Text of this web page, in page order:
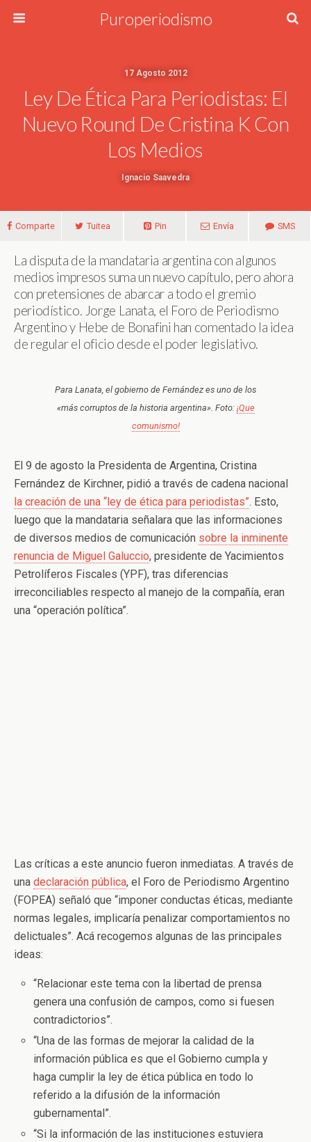
Puroperiodismo
17 Agosto 2012
Ley De Ética Para Periodistas: El
Nuevo Round De Cristina K Con
Los Medios
Ignacio Saavedra
Comparte Tuitea Pin Envía SMS
La disputa de la mandataria argentina con algunos
medios impresos suma un nuevo capítulo, pero ahora
con pretensiones de abarcar a todo el gremio
periodístico. Jorge Lanata, el Foro de Periodismo
Argentino y Hebe de Bonafini han comentado la idea
de regular el oficio desde el poder legislativo.
Para Lanata, el gobierno de Fernández es uno de los
«más corruptos de la historia argentina». Foto: ¡Que
comunismo!
El 9 de agosto la Presidenta de Argentina, Cristina
Fernández de Kirchner, pidió a través de cadena nacional
la creación de una “ley de ética para periodistas”. Esto,
luego que la mandataria señalara que las informaciones
de diversos medios de comunicación sobre la inminente
renuncia de Miguel Galuccio, presidente de Yacimientos
Petrolíferos Fiscales (YPF), tras diferencias
irreconciliables respecto al manejo de la compañía, eran
una “operación política”.
Las críticas a este anuncio fueron inmediatas. A través de
una declaración pública, el Foro de Periodismo Argentino
(FOPEA) señaló que “imponer conductas éticas, mediante
normas legales, implicaría penalizar comportamientos no
delictuales”. Acá recogemos algunas de las principales
ideas:
“Relacionar este tema con la libertad de prensa
genera una confusión de campos, como si fuesen
contradictorios”.
“Una de las formas de mejorar la calidad de la
información pública es que el Gobierno cumpla y
haga cumplir la ley de ética pública en todo lo
referido a la difusión de la información
gubernamental”.
“Si la información de las instituciones estuviera